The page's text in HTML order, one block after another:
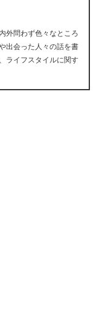
外問わず色々なところ
出会った人々の話を書
ライフスタイルに関す